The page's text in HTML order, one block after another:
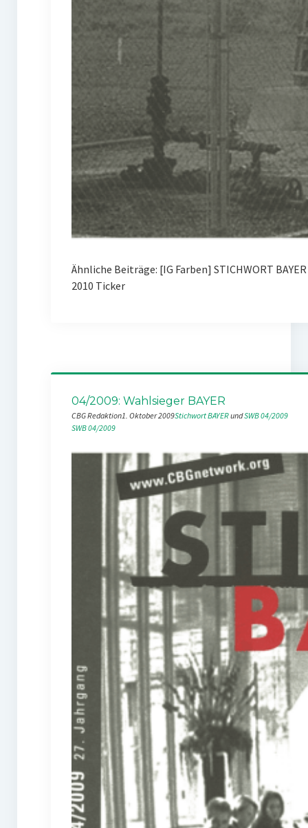
Ähnliche Beiträge: [IG Farben] STICHWORT
2010 Ticker
04/2009: Wahlsieger BAYER
CBG Redaktion1. Oktober 2009Stichwort BAYER und SWB 04/2009
SWB 04/2009